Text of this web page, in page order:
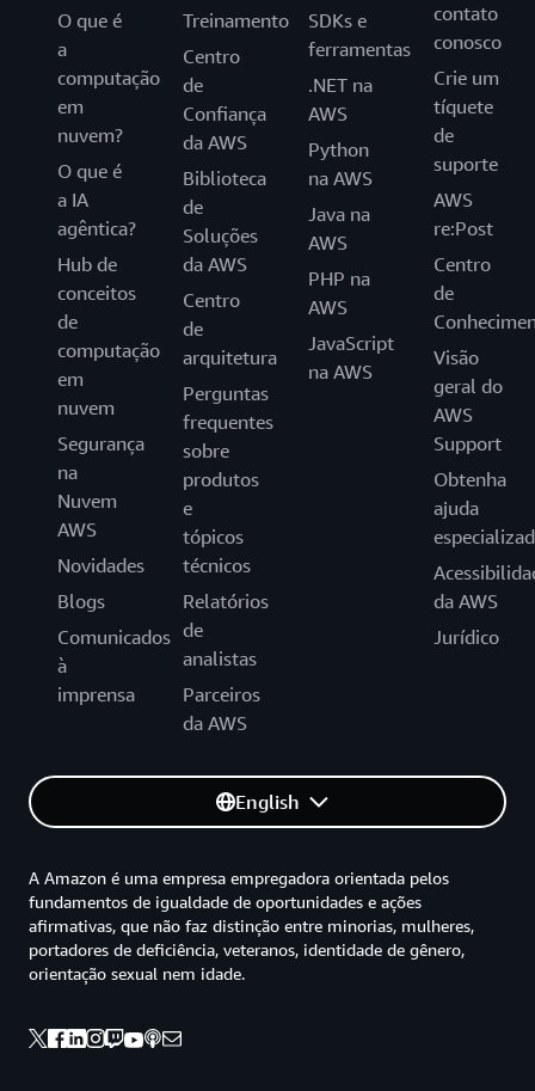
O que é
a
computação
em
nuvem?
O que é
a IA
agêntica?
Hub de
conceitos
de
computação
em
nuvem
Segurança
na
Nuvem
AWS
Novidades
Blogs
Comunicados
à
imprensa
Treinamento
Centro
de
Confiança
da AWS
Biblioteca
de
Soluções
da AWS
Centro
de
arquitetura
Perguntas
frequentes
sobre
produtos
e
tópicos
técnicos
Relatórios
de
analistas
Parceiros
da AWS
SDKs e
ferramentas
.NET na
AWS
Python
na AWS
Java na
AWS
PHP na
AWS
JavaScript
na AWS
contato
conosco
Crie um
tíquete
de
suporte
AWS
re:Post
Centro
de
Visão
geral do
AWS
Support
Obtenha
ajuda
da AWS
Jurídico
English
A Amazon é uma empresa empregadora orientada pelos
fundamentos de igualdade de oportunidades e ações
afirmativas, que não faz distinção entre minorias, mulheres,
portadores de deficiência, veteranos, identidade de gênero,
orientação sexual nem idade.